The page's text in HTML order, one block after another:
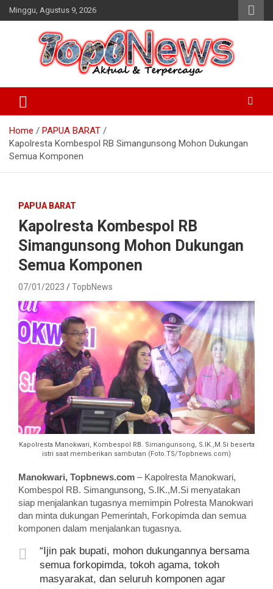
Skip
to
Minggu, Agustus 9, 2026
Home
PAPUA BARAT
Kapolresta Kombespol RB Simangunsong Mohon Dukungan
Semua Komponen
PAPUA BARAT
Kapolresta Kombespol RB
Simangunsong Mohon Dukungan
Semua Komponen
07/01/2023 TopbNews
Kapolresta Manokwari, Kombespol RB. Simangunsong, S.IK.,M.Si beserta
istri saat memberikan sambutan (Foto.TS/Topbnews.com)
Manokwari, Topbnews.com – Kapolresta Manokwari,
Kombespol RB. Simangunsong, S.IK.,M.Si menyatakan
siap menjalankan tugasnya memimpin Polresta Manokwari
dan minta dukungan Pemerintah, Forkopimda dan semua
komponen dalam menjalankan tugasnya.
“Ijin pak bupati, mohon dukungannya bersama
semua forkopimda, tokoh agama, tokoh
masyarakat, dan seluruh komponen agar